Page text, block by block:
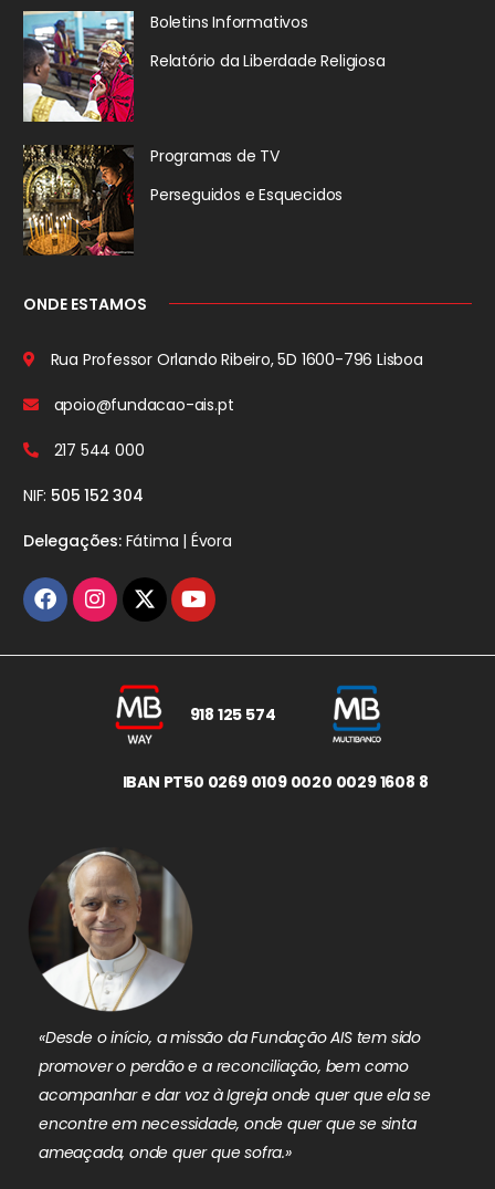
Boletins Informativos
Relatório da Liberdade Religiosa
Programas de TV
Perseguidos e Esquecidos
ONDE ESTAMOS
Rua Professor Orlando Ribeiro, 5D 1600-796 Lisboa
apoio@fundacao-ais.pt
217 544 000
NIF: 505 152 304
Delegações:Fátima | Évora
918 125 574
IBAN PT50 0269 0109 0020 0029 1608 8
«Desde o início, a missão da Fundação AIS tem sido
promover o perdão e a reconciliação, bem como
acompanhar e dar voz à Igreja onde quer que ela se
encontre em necessidade, onde quer que se sinta
ameaçada, onde quer que sofra.»